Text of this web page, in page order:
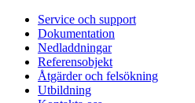
Service och support
Dokumentation
Nedladdningar
Referensobjekt
Åtgärder och felsökning
Utbildning